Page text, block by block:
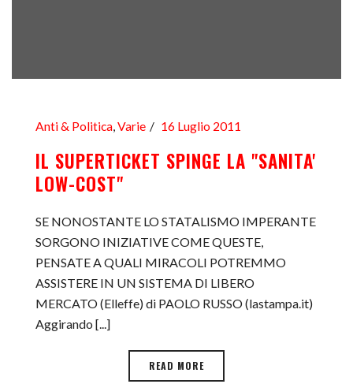
Anti & Politica Varie 16 Luglio 2011
IL SUPERTICKET SPINGE LA "SANITA'
LOW-COST"
SE NONOSTANTE LO STATALISMO IMPERANTE
SORGONO INIZIATIVE COME QUESTE,
PENSATE A QUALI MIRACOLI POTREMMO
ASSISTERE IN UN SISTEMA DI LIBERO
MERCATO (Elleffe) di PAOLO RUSSO (lastampa.it)
Aggirando [...]
READ MORE